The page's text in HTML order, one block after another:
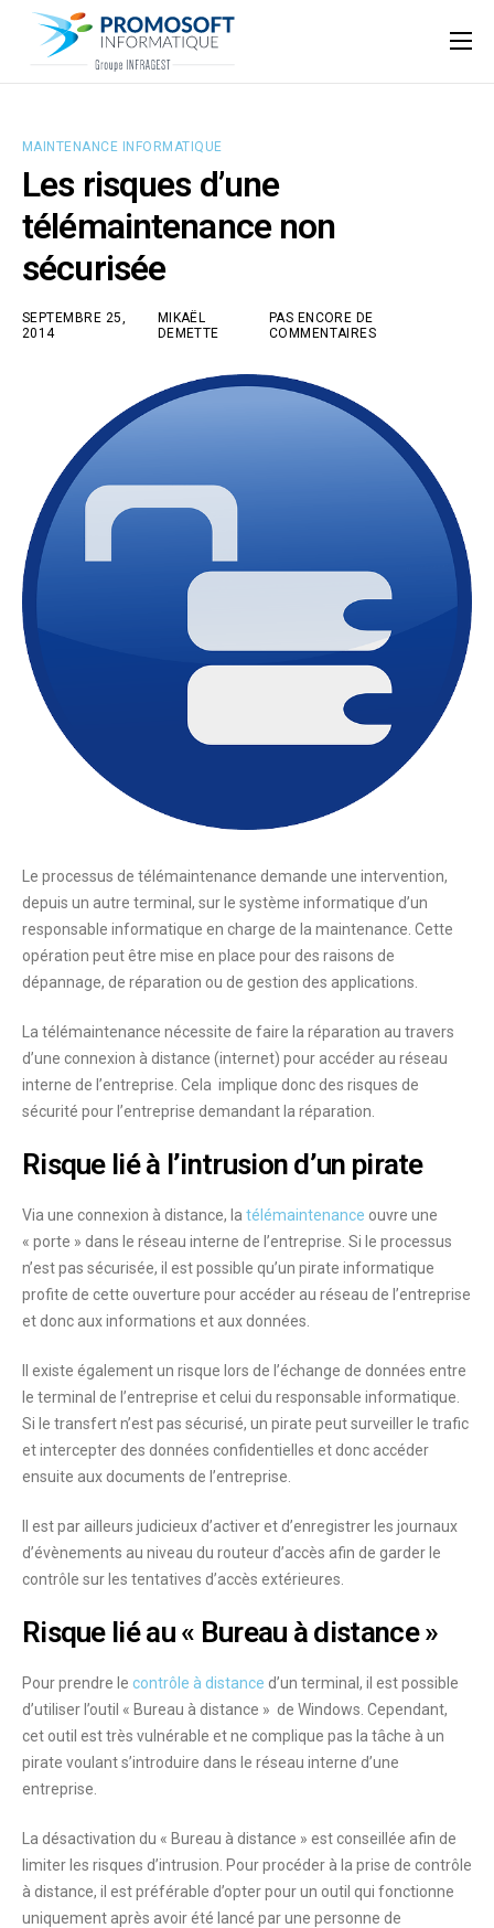
Qui sommes-nous ?
Nos ressources
Support
MAINTENANCE INFORMATIQUE
Les risques d’une
télémaintenance non
sécurisée
SEPTEMBRE 25,
2014
MIKAËL
DEMETTE
PAS ENCORE DE
COMMENTAIRES
Le processus de télémaintenance demande une intervention,
depuis un autre terminal, sur le système informatique d’un
responsable informatique en charge de la maintenance. Cette
opération peut être mise en place pour des raisons de
dépannage, de réparation ou de gestion des applications.
La télémaintenance nécessite de faire la réparation au travers
d’une connexion à distance (internet) pour accéder au réseau
interne de l’entreprise. Cela implique donc des risques de
sécurité pour l’entreprise demandant la réparation.
Risque lié à l’intrusion d’un pirate
Via une connexion à distance, la télémaintenance ouvre une
« porte » dans le réseau interne de l’entreprise. Si le processus
n’est pas sécurisée, il est possible qu’un pirate informatique
profite de cette ouverture pour accéder au réseau de l’entreprise
et donc aux informations et aux données.
Il existe également un risque lors de l’échange de données entre
le terminal de l’entreprise et celui du responsable informatique.
Si le transfert n’est pas sécurisé, un pirate peut surveiller le trafic
et intercepter des données confidentielles et donc accéder
ensuite aux documents de l’entreprise.
Il est par ailleurs judicieux d’activer et d’enregistrer les journaux
d’évènements au niveau du routeur d’accès afin de garder le
contrôle sur les tentatives d’accès extérieures.
Risque lié au « Bureau à distance »
Pour prendre le contrôle à distance d’un terminal, il est possible
d’utiliser l’outil « Bureau à distance » de Windows . Cependant,
cet outil esttrès vulnérable et ne complique pas la tâche à un
pirate voulant s’introduire dans le réseau interne d’une
entreprise.
La désactivation du « Bureau à distance » est conseillée afin de
limiter les risques d’intrusion. Pour procéder à la prise de contrôle
à distance, il est préférable d’opter pour un outil qui fonctionne
uniquement après avoir été lancé par une personne de